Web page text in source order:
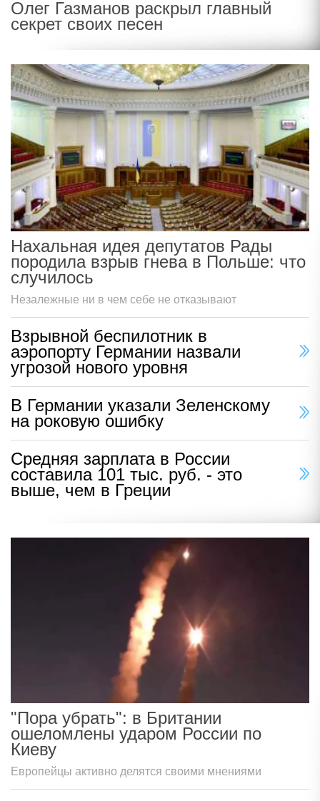
Олег Газманов раскрыл главный
секрет своих песен
Нахальная идея депутатов Рады
породила взрыв гнева в Польше: что
случилось
Незалежные ни в чем себе не отказывают
Взрывной беспилотник в
аэропорту Германии назвали
угрозой нового уровня
В Германии указали Зеленскому
на роковую ошибку
Средняя зарплата в России
составила 101 тыс. руб. - это
выше, чем в Греции
"Пора убрать": в Британии
ошеломлены ударом России по
Киеву
Европейцы активно делятся своими мнениями